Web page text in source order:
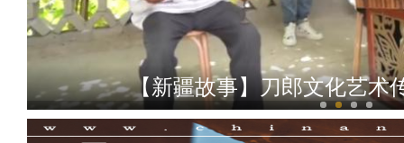
【新疆故事】刀郎文化艺术